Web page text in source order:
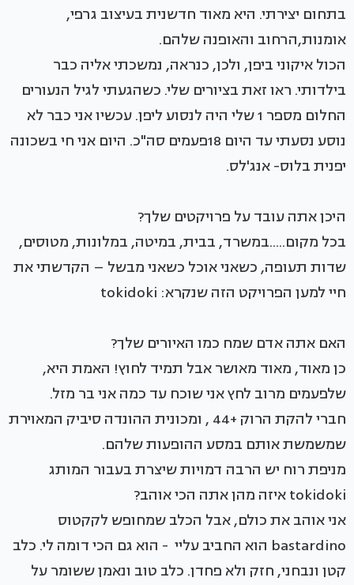
בתחום יצירתי. היא מאוד חדשנית בעיצוב גרפי,
אומנות,הרחוב והאופנה שלהם.
הכול איקוני ביפן, ולכן, כנראה, נמשכתי אליה כבר
בילדותי. ראו זאת בציורים שלי. כשהגעתי לגיל הנעורים
החלום מספר 1 שלי היה לנסוע ליפן. עכשיו אני כבר לא
נוסע נסעתי עד היום 18פעמים סה"כ. היום אני חי בשכונה
יפנית בלוס- אנג'לס.
היכן אתה עובד על פרויקטים שלך?
בכל מקום.....במשרד, בבית, במיטה, במלונות, מטוסים,
שדות תעופה, כשאני אוכל כשאני מבשל – הקדשתי את
חיי למען הפרויקט הזה שנקרא: tokidoki
האם אתה אדם שמח כמו האיורים שלך?
כן מאוד, מאוד מאושר אבל תמיד לחוץ! האמת היא,
שלפעמים מרוב לחץ אני שוכח עד כמה אני בר מזל.
חברי להקת הרוק +44 , ומכונית ההונדה סיביק המאוירת
שמשמשת אותם במסע ההופעות שלהם.
מניפת רוח יש הרבה דמויות שיצרת בעבור המותג
tokidoki איזה מהן אתה הכי אוהב?
אני אוהב את כולם, אבל הכלב שמחופש לקקטוס
bastardino הוא החביב עליי - הוא גם הכי דומה לי. כלב
קטן ונבחני, חזק ולא פחדן. כלב טוב ונאמן ששומר על